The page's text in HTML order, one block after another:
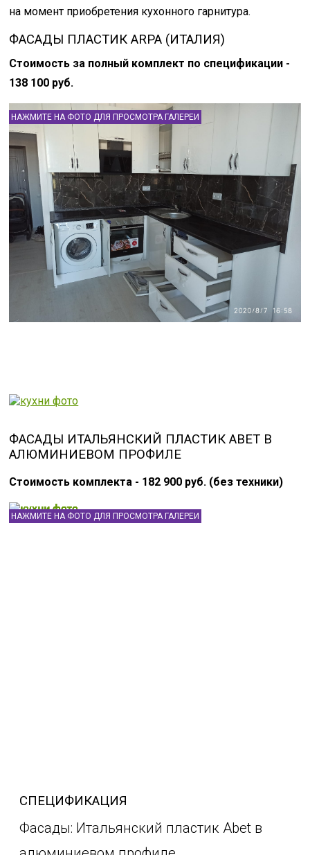
на момент приобретения кухонного гарнитура.
ФАСАДЫ ПЛАСТИК ARPA (ИТАЛИЯ)
Стоимость за полный комплект по спецификации -
138 100 руб.
НАЖМИТЕ НА ФОТО ДЛЯ ПРОСМОТРА ГАЛЕРЕИ
ФАСАДЫ ИТАЛЬЯНСКИЙ ПЛАСТИК ABET В
АЛЮМИНИЕВОМ ПРОФИЛЕ
Стоимость комплекта - 182 900 руб. (без техники)
НАЖМИТЕ НА ФОТО ДЛЯ ПРОСМОТРА ГАЛЕРЕИ
СПЕЦИФИКАЦИЯ
Фасады: Итальянский пластик Abet в